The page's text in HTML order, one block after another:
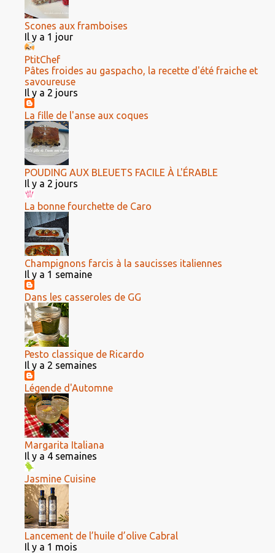
Scones aux framboises
Il y a 1 jour
PtitChef
Pâtes froides au gaspacho, la recette d'été fraiche et
savoureuse
Il y a 2 jours
La fille de l'anse aux coques
POUDING AUX BLEUETS FACILE À L'ÉRABLE
Il y a 2 jours
La bonne fourchette de Caro
Champignons farcis à la saucisses italiennes
Il y a 1 semaine
Dans les casseroles de GG
Pesto classique de Ricardo
Il y a 2 semaines
Légende d'Automne
Margarita Italiana
Il y a 4 semaines
Jasmine Cuisine
Lancement de l’huile d’olive Cabral
Il y a 1 mois